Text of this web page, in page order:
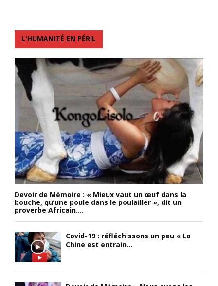
L'HUMANITÉ EN PÉRIL
Devoir de Mémoire : « Mieux vaut un œuf dans la
bouche, qu’une poule dans le poulailler », dit un
proverbe Africain....
Covid-19 : réfléchissons un peu « La
Chine est entrain...